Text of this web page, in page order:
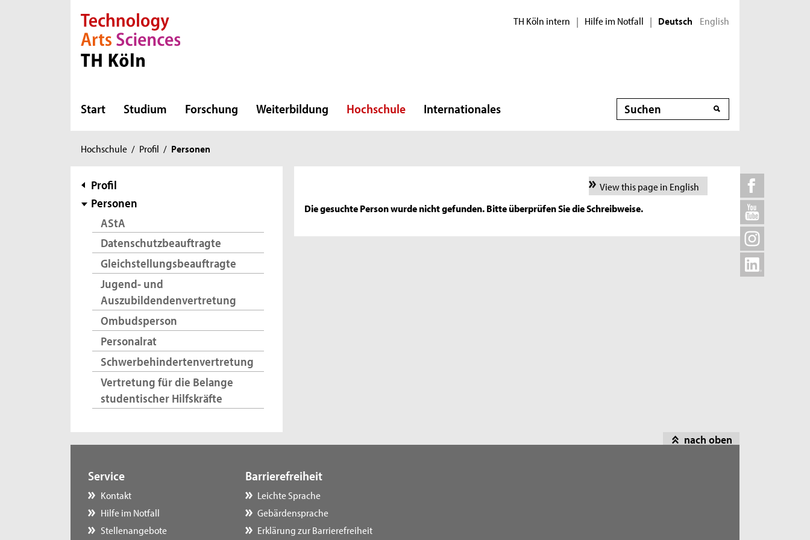
Direkt zur Hauptnavigation
Direkt zur Subnavigation
Direkt zum Inhalt
Direkt zum Fußbereich TH Köln intern | Hilfe im Notfall | Deutsch English
Start Studium Forschung Weiterbildung Hochschule Internationales Suche
Sie
hier:
Hochschule / Profil / Personen
Subnavigation
Profil
Personen
AStA
Datenschutzbeauftragte
Gleichstellungsbeauftragte
Jugend- und
Auszubildendenvertretung
Ombudsperson
Personalrat
Schwerbehindertenvertretung
Vertretung für die Belange
studentischer Hilfskräfte
View this page in English
Die gesuchte Person wurde nicht gefunden. Bitte überprüfen Sie die Schreibweise.
nach oben
Service
Kontakt
Hilfe im Notfall
Stellenangebote
Barrierefreiheit
Leichte Sprache
Gebärdensprache
Erklärung zur Barrierefreiheit